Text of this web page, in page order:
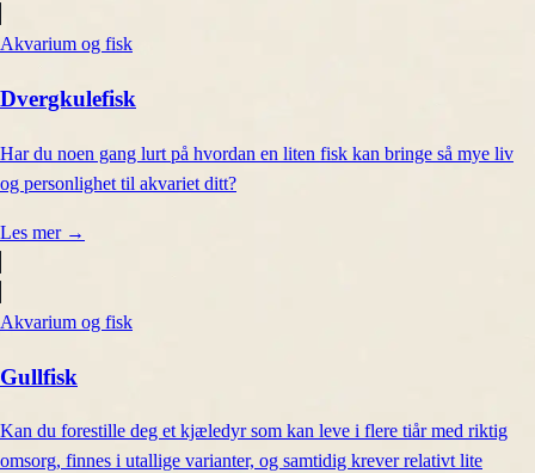
Akvarium og fisk
Dvergkulefisk
Har du noen gang lurt på hvordan en liten fisk kan bringe så mye liv
og personlighet til akvariet ditt?
Les mer →
Akvarium og fisk
Gullfisk
Kan du forestille deg et kjæledyr som kan leve i flere tiår med riktig
omsorg, finnes i utallige varianter, og samtidig krever relativt lite